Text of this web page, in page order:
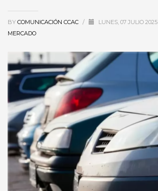
BY COMUNICACIÓN CCAC / LUNES, 07 JULIO 2025
MERCADO